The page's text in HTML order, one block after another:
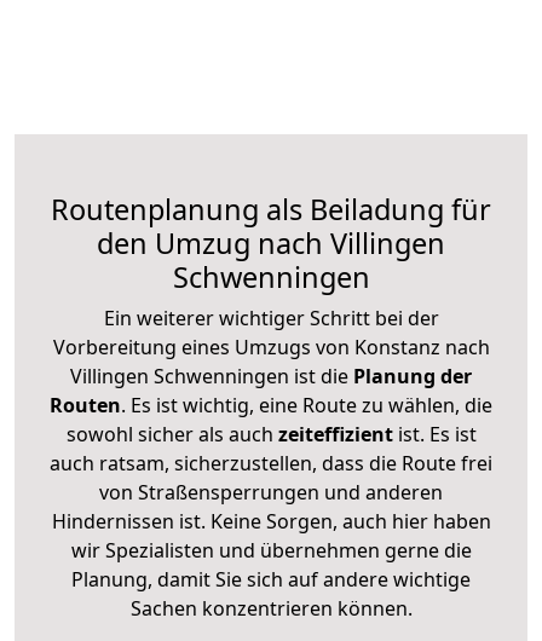
Routenplanung als Beiladung für
den Umzug nach Villingen
Schwenningen
Ein weiterer wichtiger Schritt bei der
Vorbereitung eines Umzugs von Konstanz nach
Villingen Schwenningen ist die Planung der
Routen. Es ist wichtig, eine Route zu wählen, die
sowohl sicher als auch zeiteffizientist. Es ist
auch ratsam, sicherzustellen, dass die Route frei
von Straßensperrungen und anderen
Hindernissen ist. Keine Sorgen, auch hier haben
wir Spezialisten und übernehmen gerne die
Planung, damit Sie sich auf andere wichtige
Sachen konzentrieren können.